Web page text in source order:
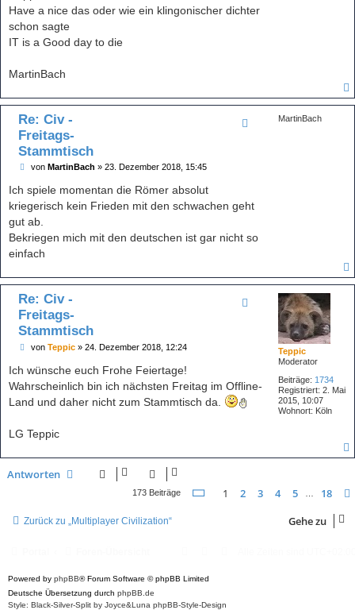
Have a nice das oder wie ein klingonischer dichter
schon sagte
IT is a Good day to die
MartinBach
MartinBach
Re: Civ -
Freitags-
Stammtisch
B
i
r
a
g
von MartinBach » 23. Dezember 2018, 15:45
Ich spiele momentan die Römer absolut
kriegerisch kein Frieden mit den schwachen geht
gut ab.
Bekriegen mich mit den deutschen ist gar nicht so
einfach
Teppic
Moderator
Beiträge: 1734
Registriert: 2. Mai
2015, 10:07
Wohnort: Köln
Re: Civ -
Freitags-
Stammtisch
B
i
t
r
a
g
von Teppic» 24. Dezember 2018, 12:24
Ich wünsche euch Frohe Feiertage!
Wahrscheinlich bin ich nächsten Freitag im Offline-
Land und daher nicht zum Stammtisch da.
LG Teppic
Antworten
173 Beiträge Seite von18
1 2 3 4 5 18
Zurück zu „Multiplayer Civilization“ Gehe zu
Powered by phpBB® Forum Software © phpBB Limited
Deutsche Übersetzung durch phpBB.de
Style: Black-Silver-Split by Joyce&Luna phpBB-Style-Design